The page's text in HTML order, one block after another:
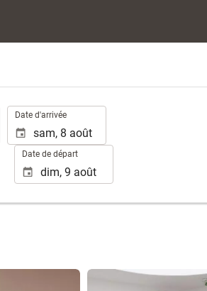
Date d'arrivée
Date de départ
Voir 16 photos